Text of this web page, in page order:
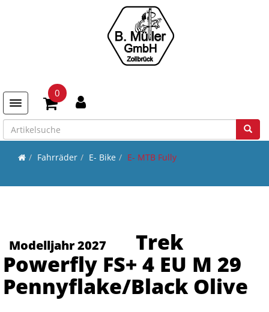
Toggle navigation
0
Fahrräder E- Bike E- MTB Fully
Modelljahr 2027
Trek
Powerfly FS+ 4 EU M 29
Pennyflake/Black Olive